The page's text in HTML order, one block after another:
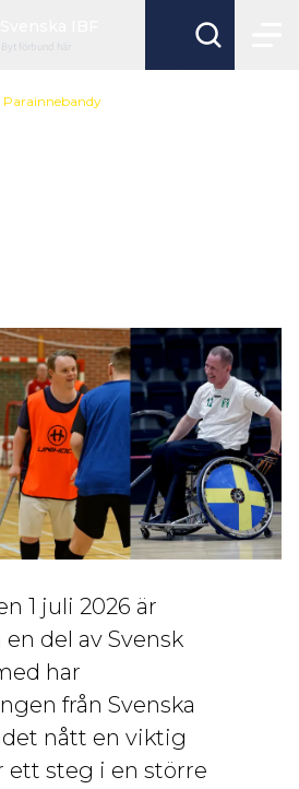
Byt förbund här
Para­innebandy
1 juli 2026 är
del av Svensk
har
från Svenska
nått en viktig
ett steg i en större